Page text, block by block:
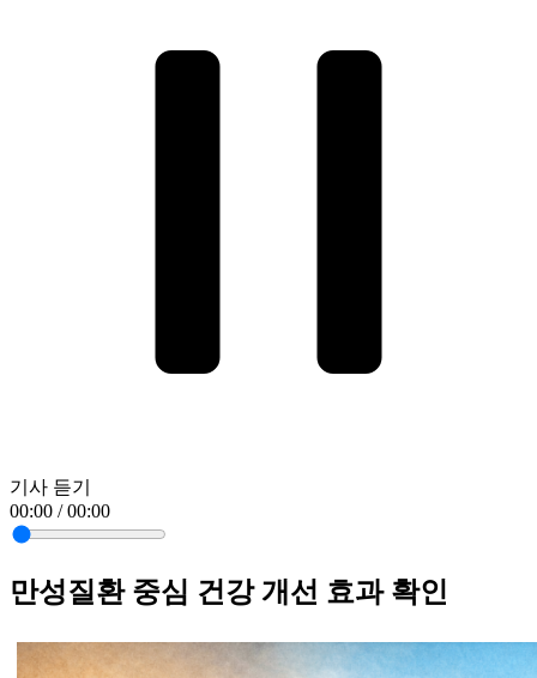
기사 듣기
00:00 / 00:00
만성질환 중심 건강 개선 효과 확인